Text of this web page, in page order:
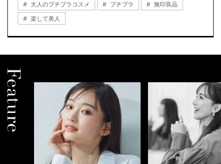
大人のプチプラコスメ
プチプラ
無印良品
楽して美人